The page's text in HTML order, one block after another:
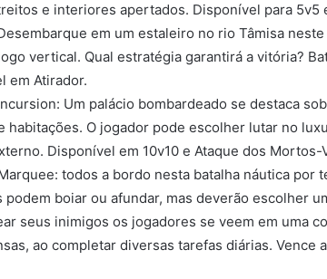
e interiores apertados. Disponível para 5v5
em um estaleiro no rio Tâmisa
vertical. Qual estratégia garantirá a vitória?
em Atirador.
Um palácio bombardeado se destaca
habitações. O jogador pode escolher lutar no
Disponível em 10v10 e Ataque dos Mortos-
todos a bordo nesta batalha náutica por
podem boiar ou afundar, mas deverão escolher
seus inimigos os jogadores se veem em uma
ao completar diversas tarefas diárias. Vence